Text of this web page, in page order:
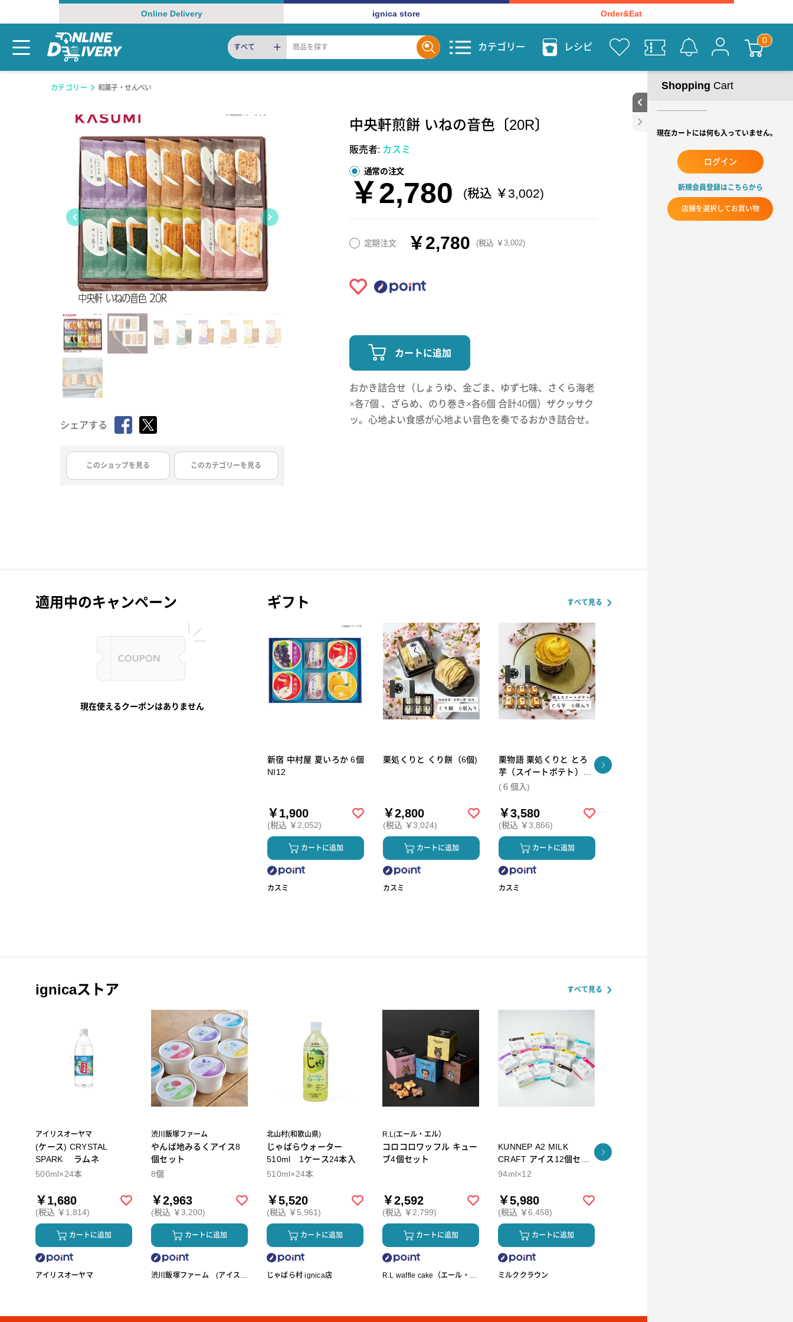
Online Delivery ignica store Order&Eat
すべて カテゴリー レシピ
カテゴリー 和菓子・せんべい
シェアする
このショップを見る このカテゴリーを見る
中央軒煎餅 いねの音色〔20R〕
販売者: カスミ
通常の注文
￥2,780 (税込 ￥3,002)
定期注文 ￥2,780 (税込 ￥3,002)
カートに追加
おかき詰合せ（しょうゆ、金ごま、ゆず七味、さくら海老
×各7個 、ざらめ、のり巻き×各6個 合計40個）ザクッサク
ッ。心地よい食感が心地よい音色を奏でるおかき詰合せ。
適用中のキャンペーン
現在使えるクーポンはありません
ギフト すべて見る
新宿 中村屋 夏いろか 6個
NI12
￥1,900
(税込 ￥2,052)
カートに追加
カスミ
栗処くりと くり餅（6個)
￥2,800
(税込 ￥3,024)
カートに追加
カスミ
栗物語 栗処くりと とろ
芋（スイートポテト）6
個セット
(６個入)
￥3,580
(税込 ￥3,866)
カートに追加
カスミ
ignicaストア すべて見る
アイリスオーヤマ
(ケース) CRYSTAL
SPARK ラムネ
500ml×24本
￥1,680
(税込 ￥1,814)
カートに追加
アイリスオーヤマ
渋川飯塚ファーム
やんば地みるくアイス8
個セット
8個
￥2,963
(税込 ￥3,200)
カートに追加
渋川飯塚ファーム (アイスク
北山村(和歌山県)
じゃばらウォーター
510ml 1ケース24本入
510ml×24本
￥5,520
(税込 ￥5,961)
カートに追加
じゃばら村 ignica店
R.L(エール・エル）
コロコロワッフル キュー
ブ4個セット
￥2,592
(税込 ￥2,799)
カートに追加
R.L waffle cake（エール・エ
KUNNEP A2 MILK
CRAFT アイス12個セッ
ト
94ml×12
￥5,980
(税込 ￥6,458)
カートに追加
ミルククラウン
Shopping Cart
現在カートには何も入っていません。
ログイン
新規会員登録はこちらから
店舗を選択してお買い物